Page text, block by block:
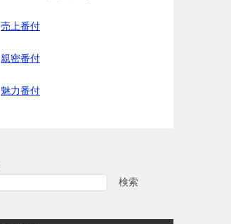
売上番付
親密番付
魅力番付
検索